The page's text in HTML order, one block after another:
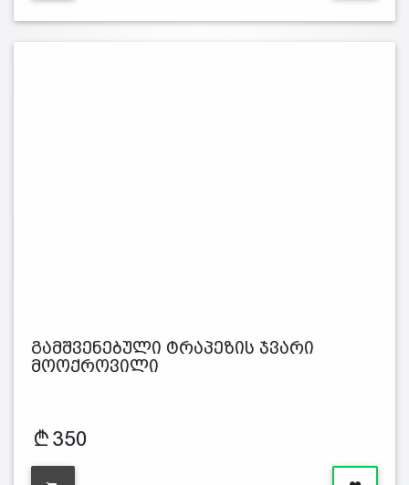
გამშვენებული ტრაპეზის ჯვარი
მოოქროვილი
350